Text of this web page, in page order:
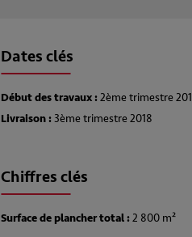
Dates clés
Début des travaux :2ème trimestre
Livraison :3ème trimestre 2018
Chiffres clés
Surface de plancher total :2 800 m²